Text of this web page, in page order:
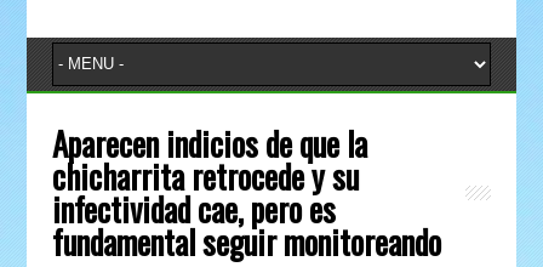
Aparecen indicios de que la
chicharrita retrocede y su
infectividad cae, pero es
fundamental seguir monitoreando